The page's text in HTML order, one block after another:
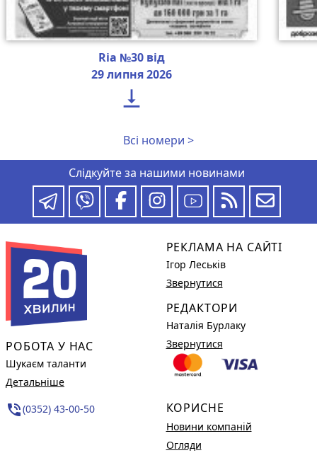
Ria №30 від
29 липня 2026

Всі номери >
Слідкуйте за нашими новинами
РОБОТА У НАС
Шукаєм таланти
Детальніше
phone_in_talk(0352) 43-00-50
РЕКЛАМА НА САЙТІ
Ігор Леськів
Звернутися
РЕДАКТОРИ
Наталія Бурлаку
Звернутися
КОРИСНЕ
Новини компаній
Огляди